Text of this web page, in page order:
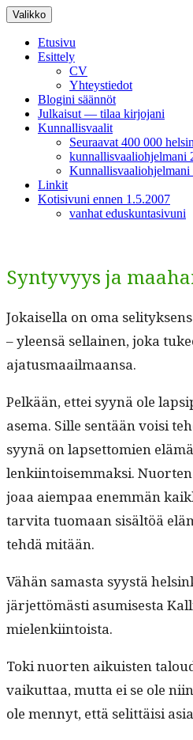
Siirry
sisältöön
Valikko
Etusivu
Esittely
CV
Yhteystiedot
Blogini säännöt
Julkaisut — tilaa kirjojani
Kunnallisvaalit
Seuraavat 400 000
kunnallisvaaliohjelmani
Kunnallisvaaliohjelmani
Linkit
Kotisivuni ennen 1.5.2007
vanhat eduskuntasivuni
Syntyvyys ja
Jokaisel­la on oma
– yleen­sä sel­l­ainen, joka
ajatusmaailmaansa.
Pelkään, ettei syynä ole
ase­ma. Sille sen­tään voisi
syynä on lapset­tomien
lenki­in­toisem­mak­si.
joaa aiem­paa enem­män
tarvi­ta tuo­maan sisältöä
tehdä mitään.
Vähän samas­ta syys­tä
jär­jet­tömästi asumis­es­ta
mielenkiintoista.
Toki nuorten aikuis­ten
vaikut­taa, mut­ta ei se ole
ole men­nyt, että selit­täisi